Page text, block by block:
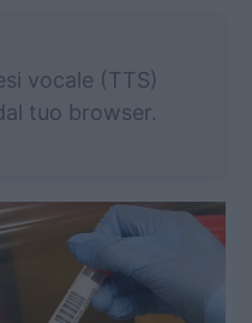
vocale (TTS)
tuo browser.